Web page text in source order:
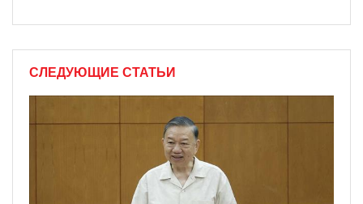
СЛЕДУЮЩИЕ СТАТЬИ